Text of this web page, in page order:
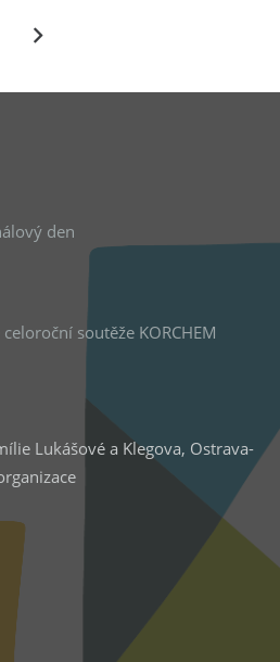
den
soutěže KORCHEM
Lukášové a Klegova, Ostrava-